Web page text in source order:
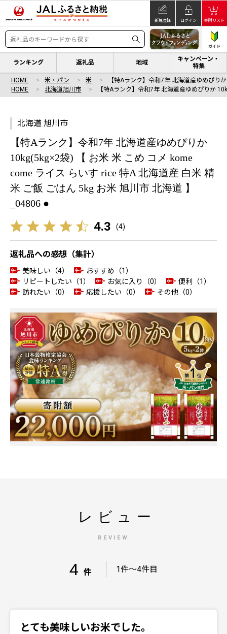
新規登録 ログイン 寄附リスト
ガイド
ランキング 返礼品 地域
キャンペーン・
特集
HOME 米・パン 米
【特Aランク】令和7年 北海道産ゆめぴり
HOME
北海道旭川市 【特Aランク】令和7年 北海道産ゆめぴりか
北海道 旭川市
【特Aランク】令和7年 北海道産ゆめぴりか
10kg(5kg×2袋) 【 お米 米 こめ コメ kome
come ライス らいす rice 特A 北海道産 白米 精
米 ご飯 ごはん 5kg お米 旭川市 北海道 】
_04806 ●
4.3 (4)
返礼品への感想（集計）
美味しい（4）
おすすめ（1）
リピートしたい（1）
お気に入り（0）
便利（1）
訪れたい（0）
応援したい（0） その他（0）
レビュー
REVIEW
4 件 1件～4件目
とても美味しいお米でした。